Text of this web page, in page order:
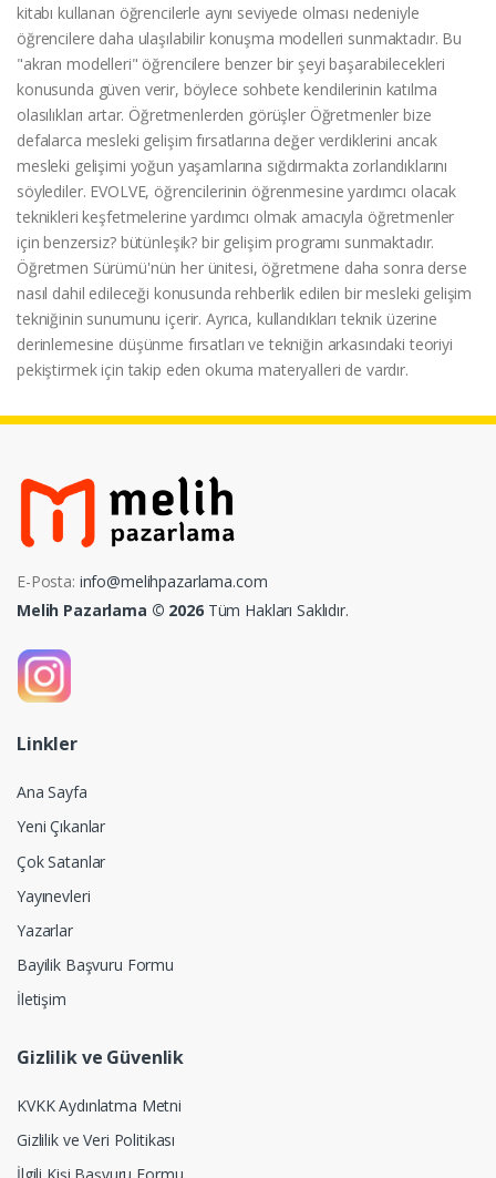
kitabı kullanan öğrencilerle aynı seviyede olması nedeniyle
öğrencilere daha ulaşılabilir konuşma modelleri sunmaktadır. Bu
"akran modelleri" öğrencilere benzer bir şeyi başarabilecekleri
konusunda güven verir, böylece sohbete kendilerinin katılma
olasılıkları artar. Öğretmenlerden görüşler Öğretmenler bize
defalarca mesleki gelişim fırsatlarına değer verdiklerini ancak
mesleki gelişimi yoğun yaşamlarına sığdırmakta zorlandıklarını
söylediler. EVOLVE, öğrencilerinin öğrenmesine yardımcı olacak
teknikleri keşfetmelerine yardımcı olmak amacıyla öğretmenler
için benzersiz? bütünleşik? bir gelişim programı sunmaktadır.
Öğretmen Sürümü'nün her ünitesi, öğretmene daha sonra derse
nasıl dahil edileceği konusunda rehberlik edilen bir mesleki gelişim
tekniğinin sunumunu içerir. Ayrıca, kullandıkları teknik üzerine
derinlemesine düşünme fırsatları ve tekniğin arkasındaki teoriyi
pekiştirmek için takip eden okuma materyalleri de vardır.
E-Posta: info@melihpazarlama.com
Melih Pazarlama © 2026Tüm Hakları Saklıdır.
Linkler
Ana Sayfa
Yeni Çıkanlar
Çok Satanlar
Yayınevleri
Yazarlar
Bayilik Başvuru Formu
İletişim
Gizlilik ve Güvenlik
KVKK Aydınlatma Metni
Gizlilik ve Veri Politikası